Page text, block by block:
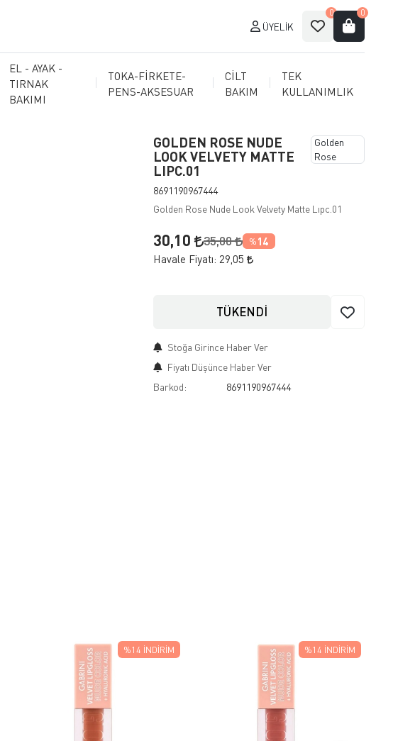
ÜYELIK
0 0
EL - AYAK -
TIRNAK
BAKIMI
TOKA-FİRKETE-
PENS-AKSESUAR
CİLT
BAKIM
TEK
KULLANIMLIK
GOLDEN ROSE NUDE
LOOK VELVETY MATTE
LIPC.01
8691190967444
Golden
Rose
Golden Rose Nude Look Velvety Matte Lıpc.01
30,10 35,00 % 14
Havale Fiyatı: 29,05
TÜKENDİ
Stoğa Girince Haber Ver
Fiyatı Düşünce Haber Ver
Barkod:
8691190967444
%14 İNDIRIM %14 İNDIRIM